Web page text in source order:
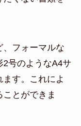
、フォーマルな
2号のようなA4サ
す。これによ
とができま